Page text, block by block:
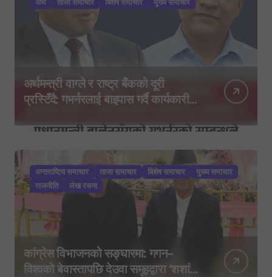
अर्थमन्त्री वाग्ले र राष्ट्र बैंकको दूरी
प्रस्टिँदै: गभर्नरलाई बाइपास गर्दै कार्यकारी
अन्तराष्टिय समाचार ताजा समाचार बिशेष समाचार
मुख्य समाचार
राजनीति
लेख रचना
कांग्रेस विभाजनको सङ्घारमा: गगन–
विश्वको बेवास्तापछि देउवा समूहद्वारा ‘शशांक